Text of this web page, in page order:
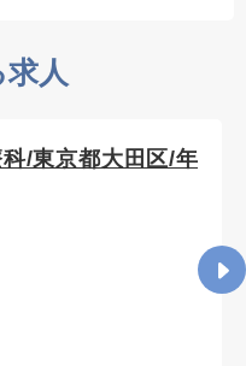
人
科/東京都大田区/年